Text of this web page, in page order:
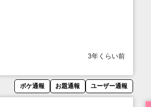
3年くらい前
ボケ通報 お題通報 ユーザー通報